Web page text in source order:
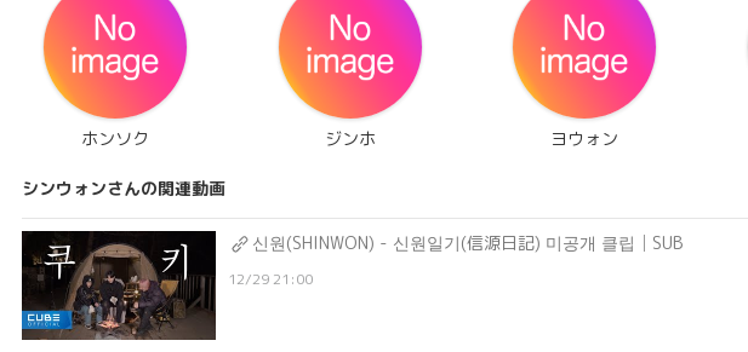
ホンソク ジンホ ヨウォン
シンウォンさんの関連動画
신원(SHINWON) - 신원일기(信源日記) 미공개 클립│SUB
12/29 21:00